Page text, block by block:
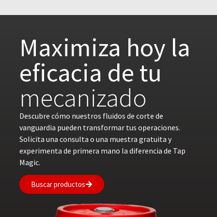
Maximiza hoy la
eficacia de tu
mecanizado
Descubre cómo nuestros fluidos de corte de
vanguardia pueden transformar tus operaciones.
Solicita una consulta o una muestra gratuita y
experimenta de primera mano la diferencia de Tap
Magic.
Buscar productos